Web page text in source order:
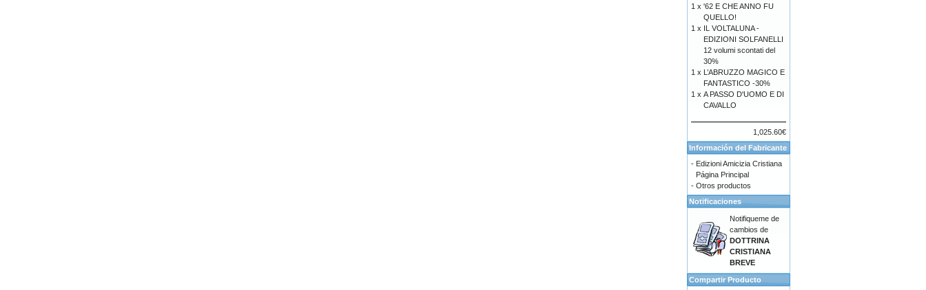
1 x '62 E CHE ANNO FU
QUELLO!
1 x IL VOLTALUNA -
EDIZIONI SOLFANELLI
12 volumi scontati del
30%
1 x L’ABRUZZO MAGICO E
FANTASTICO -30%
1 x A PASSO D'UOMO E DI
CAVALLO
1,025.60€
Información del Fabricante
- Edizioni Amicizia Cristiana
Página Principal
- Otros productos
Notificaciones
Notifiqueme de
cambios de
DOTTRINA
CRISTIANA
BREVE
Compartir Producto